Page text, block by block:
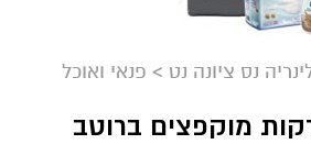
נס ציונה נט > פנאי ואוכל
מוקפצים ברוטב